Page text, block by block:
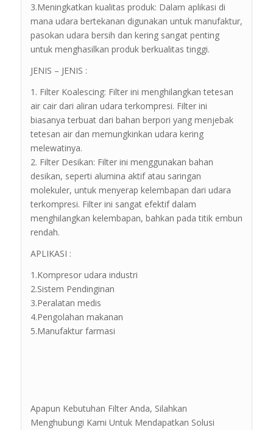
3.Meningkatkan kualitas produk: Dalam aplikasi di
mana udara bertekanan digunakan untuk manufaktur,
pasokan udara bersih dan kering sangat penting
untuk menghasilkan produk berkualitas tinggi.
JENIS – JENIS :
1. Filter Koalescing: Filter ini menghilangkan tetesan
air cair dari aliran udara terkompresi. Filter ini
biasanya terbuat dari bahan berpori yang menjebak
tetesan air dan memungkinkan udara kering
melewatinya.
2. Filter Desikan: Filter ini menggunakan bahan
desikan, seperti alumina aktif atau saringan
molekuler, untuk menyerap kelembapan dari udara
terkompresi. Filter ini sangat efektif dalam
menghilangkan kelembapan, bahkan pada titik embun
rendah.
APLIKASI :
1.Kompresor udara industri
2.Sistem Pendinginan
3.Peralatan medis
4.Pengolahan makanan
5.Manufaktur farmasi
Apapun Kebutuhan Filter Anda, Silahkan
Menghubungi Kami Untuk Mendapatkan Solusi